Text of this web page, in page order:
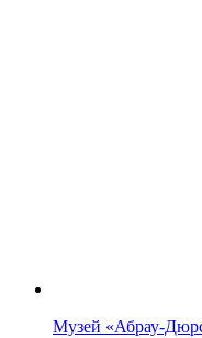
Музей «Абрау-